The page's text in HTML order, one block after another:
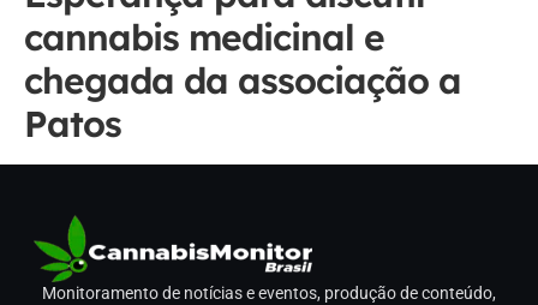
cannabis medicinal e
chegada da associação a
Patos
Monitoramento de notícias e eventos, produção de conteúdo,